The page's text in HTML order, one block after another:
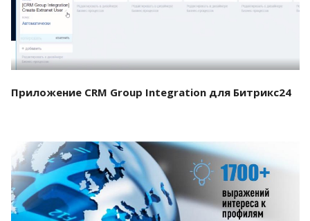
Приложение CRM Group Integration для Битрикс24